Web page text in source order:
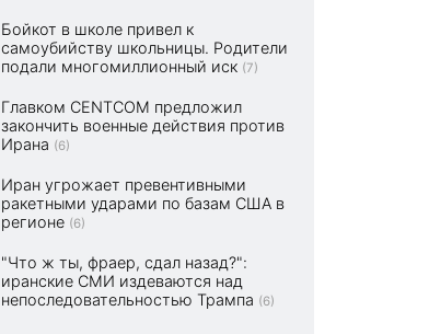
Бойкот в школе привел к
самоубийству школьницы. Родители
подали многомиллионный иск (7)
Главком CENTCOM предложил
закончить военные действия против
Ирана (6)
Иран угрожает превентивными
ракетными ударами по базам США в
регионе (6)
"Что ж ты, фраер, сдал назад?":
иранские СМИ издеваются над
непоследовательностью Трампа (6)